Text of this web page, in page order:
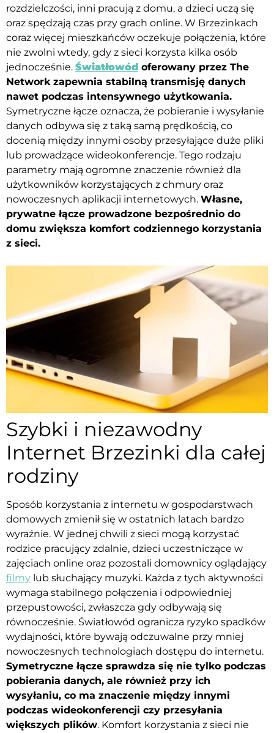
rozdzielczości, inni pracują z domu, a dzieci uczą się
oraz spędzają czas przy grach online. W Brzezinkach
coraz więcej mieszkańców oczekuje połączenia, które
nie zwolni wtedy, gdy z sieci korzysta kilka osób
jednocześnie. Światłowód oferowany przez The
Network zapewnia stabilną transmisję danych
nawet podczas intensywnego użytkowania.
Symetryczne łącze oznacza, że pobieranie i wysyłanie
danych odbywa się z taką samą prędkością, co
docenią między innymi osoby przesyłające duże pliki
lub prowadzące wideokonferencje. Tego rodzaju
parametry mają ogromne znaczenie również dla
użytkowników korzystających z chmury oraz
nowoczesnych aplikacji internetowych. Własne,
prywatne łącze prowadzone bezpośrednio do
domu zwiększa komfort codziennego korzystania
z sieci.
Szybki i niezawodny
Internet Brzezinki dla całej
rodziny
Sposób korzystania z internetu w gospodarstwach
domowych zmienił się w ostatnich latach bardzo
wyraźnie. W jednej chwili z sieci mogą korzystać
rodzice pracujący zdalnie, dzieci uczestniczące w
zajęciach online oraz pozostali domownicy oglądający
filmy lub słuchający muzyki. Każda z tych aktywności
wymaga stabilnego połączenia i odpowiedniej
przepustowości, zwłaszcza gdy odbywają się
równocześnie. Światłowód ogranicza ryzyko spadków
wydajności, które bywają odczuwalne przy mniej
nowoczesnych technologiach dostępu do internetu.
Symetryczne łącze sprawdza się nie tylko podczas
pobierania danych, ale również przy ich
wysyłaniu, co ma znaczenie między innymi
podczas wideokonferencji czy przesyłania
większych plików. Komfort korzystania z sieci nie